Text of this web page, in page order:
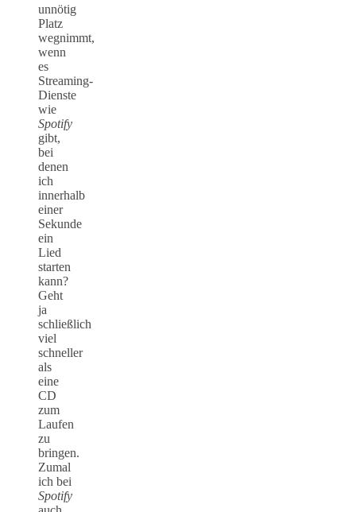
unnötig
Platz
wegnimmt,
wenn
es
Streaming-
Dienste
wie
Spotify
gibt,
bei
denen
ich
innerhalb
einer
Sekunde
ein
Lied
starten
kann?
Geht
ja
schließlich
viel
schneller
als
eine
CD
zum
Laufen
zu
bringen.
Zumal
ich bei
Spotify